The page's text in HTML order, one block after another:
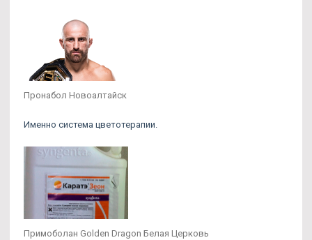
Пронабол Новоалтайск
Именно система цветотерапии.
Примоболан Golden Dragon Белая Церковь